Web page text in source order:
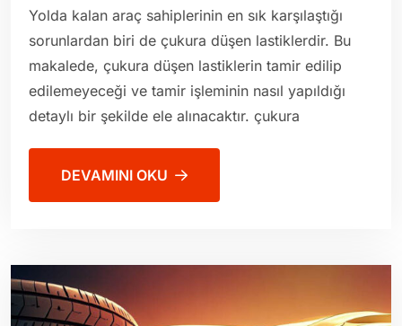
Yolda kalan araç sahiplerinin en sık karşılaştığı
sorunlardan biri de çukura düşen lastiklerdir. Bu
makalede, çukura düşen lastiklerin tamir edilip
edilemeyeceği ve tamir işleminin nasıl yapıldığı
detaylı bir şekilde ele alınacaktır. çukura
DEVAMINI OKU